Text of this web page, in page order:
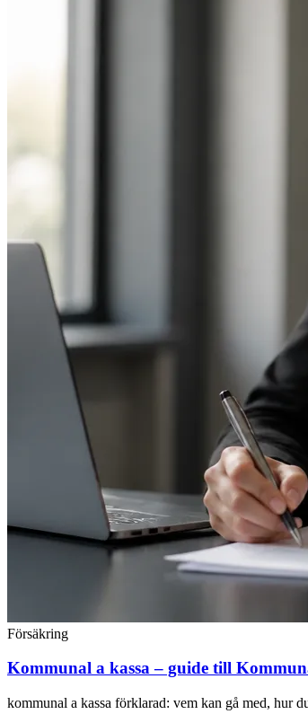
Försäkring
Kommunal a kassa – guide till
kommunal a kassa förklarad: vem kan gå med, hur